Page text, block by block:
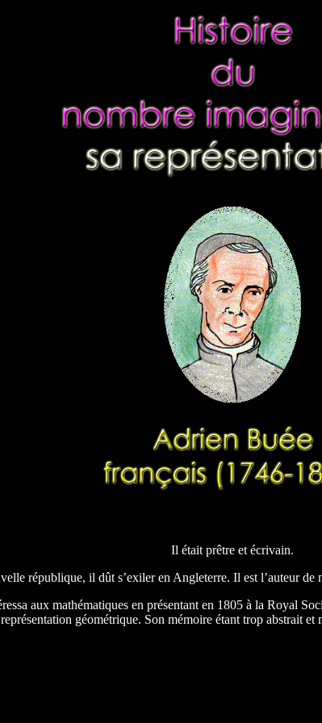
Il était prêtre et écrivain.
république, il dût s’exiler en Angleterre. Il est l’auteur
aux mathématiques en présentant en 1805 à la Royal
représentation géométrique. Son mémoire étant trop abstrait et